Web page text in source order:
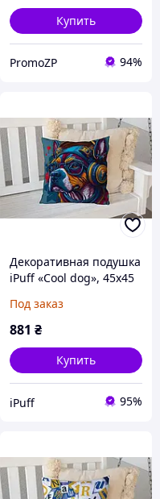
Купить
PromoZP 94%
Декоративная подушка
iPuff «Cool dog», 45х45
обеих сторон
Под заказ
881 ₴
Купить
iPuff 95%